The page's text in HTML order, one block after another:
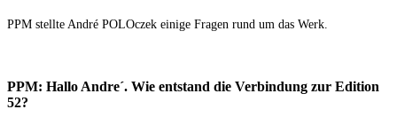
PPM stellte André POLOczek einige Fragen rund um das Werk.
PPM: Hallo Andre´. Wie entstand die Verbindung zur Edition
52?